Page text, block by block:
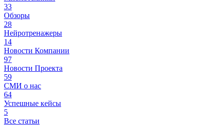
33
Обзоры
28
Нейротренажеры
14
Новости Компании
97
Новости Проекта
59
СМИ о нас
64
Успешные кейсы
5
Все статьи